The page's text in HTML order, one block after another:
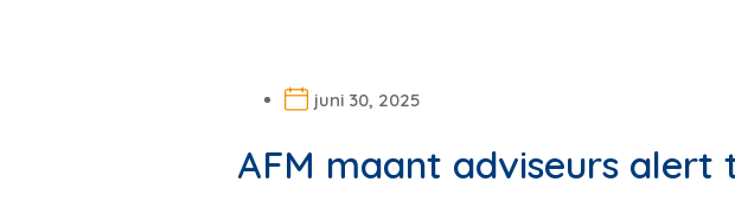
juni 30, 2025
AFM maant adviseurs